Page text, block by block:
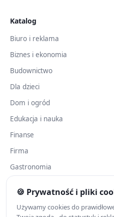
Katalog
Biuro i reklama
Biznes i ekonomia
Budownictwo
Dla dzieci
Dom i ogród
Edukacja i nauka
Finanse
Firma
Gastronomia
Komputery i Internet
🍪 Prywatność i pliki
Używamy cookies do